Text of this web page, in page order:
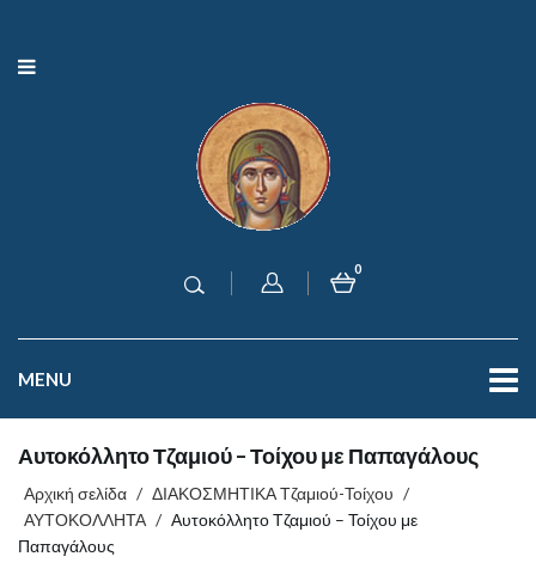
0
MENU
Αυτοκόλλητο Τζαμιού – Τοίχου με Παπαγάλους
Αρχική σελίδα / ΔΙΑΚΟΣΜΗΤΙΚΑ Τζαμιού-Τοίχου /
ΑΥΤΟΚΟΛΛΗΤΑ / Αυτοκόλλητο Τζαμιού – Τοίχου με
Παπαγάλους